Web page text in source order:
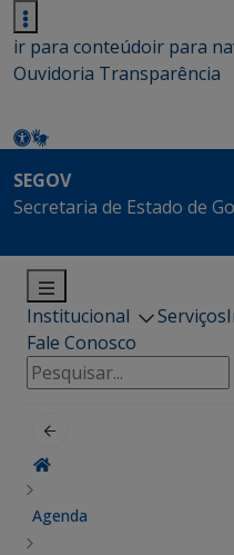
ir para conteúdoir para
Ouvidoria Transparência
SEGOV
Secretaria de Estado de
Institucional Serviços
Fale Conosco
Pesquisar
por:
Agenda